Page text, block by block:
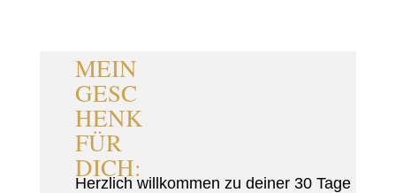
MEIN
GESC
HENK
FÜR
DICH:
Herzlich willkommen zu deiner 30 Tage